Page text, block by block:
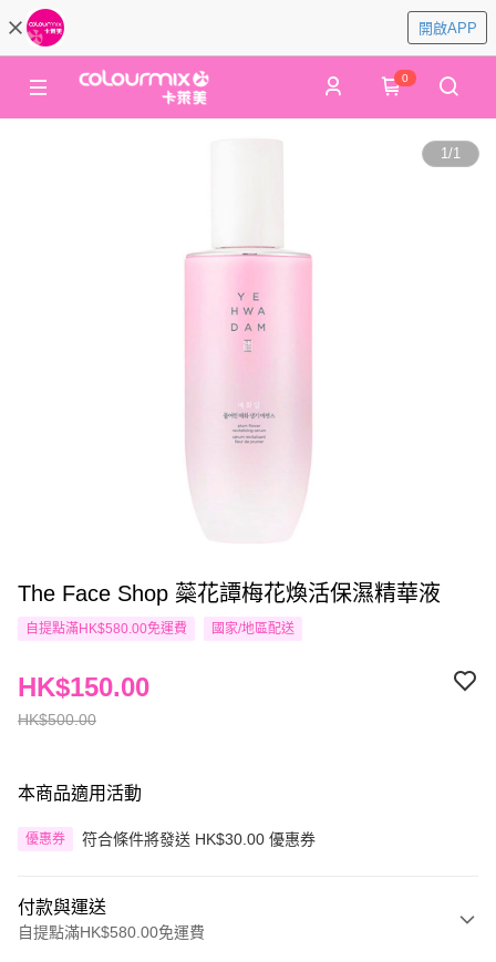
開啟APP
0
1/1
The Face Shop 蘂花譚梅花煥活保濕精華液
自提點滿HK$580.00免運費 國家/地區配送
HK$500.00
HK$150.00
本商品適用活動
優惠券 符合條件將發送 HK$30.00 優惠券
付款與運送
自提點滿HK$580.00免運費